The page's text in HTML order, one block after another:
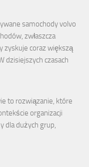
samochody volvo
zwłaszcza
zyskuje coraz większą
dzisiejszych czasach
to rozwiązanie, które
organizacji
dla dużych grup,